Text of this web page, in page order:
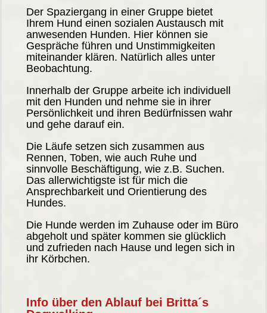
Der Spaziergang in einer Gruppe bietet
Ihrem Hund einen sozialen Austausch mit
anwesenden Hunden. Hier können sie
Gespräche führen und Unstimmigkeiten
miteinander klären. Natürlich alles unter
Beobachtung.
Innerhalb der Gruppe arbeite ich individuell
mit den Hunden und nehme sie in ihrer
Persönlichkeit und ihren Bedürfnissen wahr
und gehe darauf ein.
Die Läufe setzen sich zusammen aus
Rennen, Toben, wie auch Ruhe und
sinnvolle Beschäftigung, wie z.B. Suchen.
Das allerwichtigste ist für mich die
Ansprechbarkeit und Orientierung des
Hundes.
Die Hunde werden im Zuhause oder im Büro
abgeholt und später kommen sie glücklich
und zufrieden nach Hause und legen sich in
ihr Körbchen.
Info über den Ablauf bei Britta´s